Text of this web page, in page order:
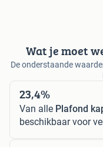
Wat je moet
De onderstaande
23,4%
Van alle Plafond
beschikbaar voor